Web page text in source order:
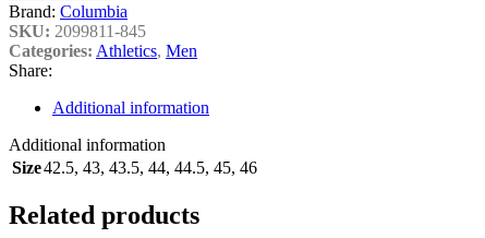
Brand: Columbia
SKU: 2099811-845
Categories: Athletics, Men
Share:
Additional information
Additional information
Size42.5, 43, 43.5, 44, 44.5, 45, 46
Related products